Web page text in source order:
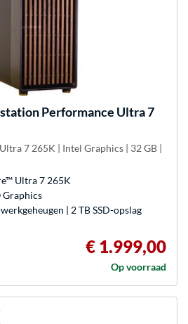
Performance Ultra 7
7 265K | Intel Graphics | 32 GB |
Ultra 7 265K
| 2 TB SSD-opslag
€ 1.999,00
Op voorraad